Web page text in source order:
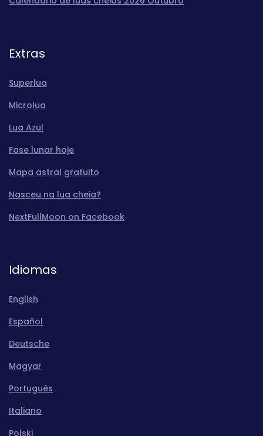
Extras
Superlua
Microlua
Lua Azul
Fase lunar hoje
Mapa astral gratuito
Nasceu na lua cheia?
NextFullMoon on Facebook
Idiomas
English
Español
Deutsche
Magyar
Português
Italiano
Polski